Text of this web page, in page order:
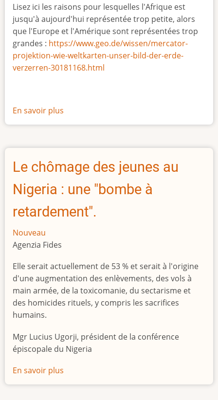
Lisez ici les raisons pour lesquelles l'Afrique est
jusqu'à aujourd'hui représentée trop petite, alors
que l'Europe et l'Amérique sont représentées trop
grandes : https://www.geo.de/wissen/mercator-
projektion-wie-weltkarten-unser-bild-der-erde-
verzerren-30181168.html
En savoir plus
La
taille
l'Afrique
Le chômage des jeunes au
Nigeria : une "bombe à
retardement".
Nouveau
Agenzia Fides
Elle serait actuellement de 53 % et serait à l'origine
d'une augmentation des enlèvements, des vols à
main armée, de la toxicomanie, du sectarisme et
des homicides rituels, y compris les sacrifices
humains.
Mgr Lucius Ugorji, président de la conférence
épiscopale du Nigeria
En savoir plus
Le